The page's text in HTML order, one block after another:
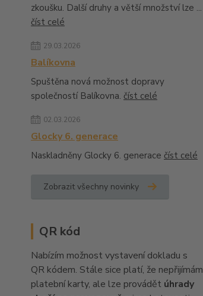
zkoušku. Další druhy a větší množství lze ...
číst celé
29.03.2026
Balíkovna
Spuštěna nová možnost dopravy
společností Balíkovna. číst celé
02.03.2026
Glocky 6. generace
Naskladněny Glocky 6. generace číst celé
Zobrazit všechny novinky
QR kód
Nabízím možnost vystavení dokladu s
QR kódem. Stále sice platí, že nepřijímám
platební karty, ale lze provádět úhrady